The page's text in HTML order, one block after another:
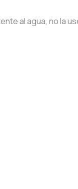
al agua, no la